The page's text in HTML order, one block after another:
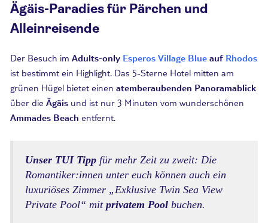
Ägäis-Paradies für Pärchen und
Alleinreisende
Der Besuch im Adults-only Esperos Village Blue auf Rhodos
ist bestimmt ein Highlight. Das 5-Sterne Hotel mitten am
grünen Hügel bietet einen atemberaubenden Panoramablick
über die Ägäis und ist nur 3 Minuten vom wunderschönen
Ammades Beach entfernt.
Unser TUI Tipp für mehr Zeit zu zweit: Die
Romantiker:innen unter euch können auch ein
luxuriöses Zimmer „Exklusive Twin Sea View
Private Pool“ mit privatem Pool buchen.